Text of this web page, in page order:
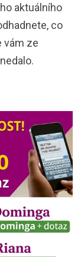
aktuálního
co
vám ze